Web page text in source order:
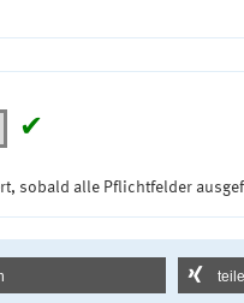
✔
sobald alle Pflichtfelder